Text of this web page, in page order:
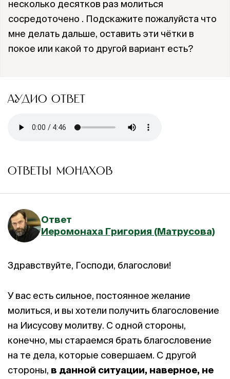
несколько десятков раз молиться
сосредоточено . Подскажите пожалуйста что
мне делать дальше, оставить эти чётки в
покое или какой то другой вариант есть?
АУДИО ОТВЕТ
ОТВЕТЫ МОНАХОВ
Ответ
Иеромонаха Григория (Матрусова)
Здравствуйте, Господи, благослови!
У вас есть сильное, постоянное желание
молиться, и вы хотели получить благословение
на Иисусову молитву. С одной стороны,
конечно, мы стараемся брать благословение
на те дела, которые совершаем. С другой
стороны, в данной ситуации, наверное, не